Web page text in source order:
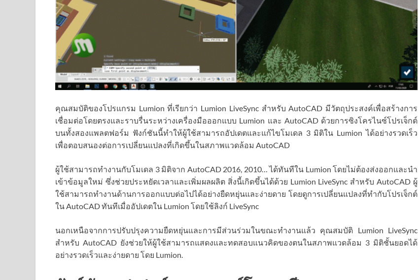
คุณสมบัติของโปรแกรม Lumion ที่เรียกว่า Lumion LiveSync สำหรับ AutoCAD มีวัตถุประสงค์เพื่อสร้างการ
เชื่อมต่อโดยตรงและราบรื่นระหว่างเครื่องมือออกแบบ Lumion และ AutoCAD ด้วยการซิงโครไนซ์โปรเจ็กต์
บนทั้งสองแพลตฟอร์ม ฟังก์ชันนี้ทำให้ผู้ใช้สามารถอัปเดตและแก้ไขโมเดล 3 มิติใน Lumion ได้อย่างรวดเร็ว
เพื่อตอบสนองต่อการเปลี่ยนแปลงที่เกิดขึ้นในสภาพแวดล้อม AutoCAD
ผู้ใช้สามารถทำงานกับโมเดล 3 มิติจาก AutoCAD 2016, 2010… ได้ทันทีใน Lumion โดยไม่ต้องส่งออกและนำ
เข้าข้อมูลใหม่ ซึ่งช่วยประหยัดเวลาและเพิ่มผลผลิต สิ่งนี้เกิดขึ้นได้ด้วย Lumion LiveSync สำหรับ AutoCAD ผู้
ใช้สามารถทำงานด้านการออกแบบต่อไปได้อย่างยืดหยุ่นและง่ายดาย โดยดูการเปลี่ยนแปลงที่ทำกับโปรเจ็กต์
ใน AutoCAD ทันทีเมื่ออัปเดตใน Lumion โดยใช้ลิงก์ LiveSync
นอกเหนือจากการปรับปรุงความยืดหยุ่นและการมีส่วนร่วมในขณะทำงานแล้ว คุณสมบัติ Lumion LiveSync
สำหรับ AutoCAD ยังช่วยให้ผู้ใช้สามารถแสดงและทดสอบแนวคิดของตนในสภาพแวดล้อม 3 มิติชั้นยอดได้
อย่างรวดเร็วและง่ายดาย โดย Lumion.